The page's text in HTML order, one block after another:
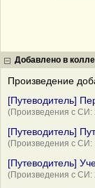
Добавлено в
Произведение
[Путеводитель]
(Произведения с СИ:
[Путеводитель]
(Произведения с СИ:
[Путеводитель]
(Произведения с СИ: